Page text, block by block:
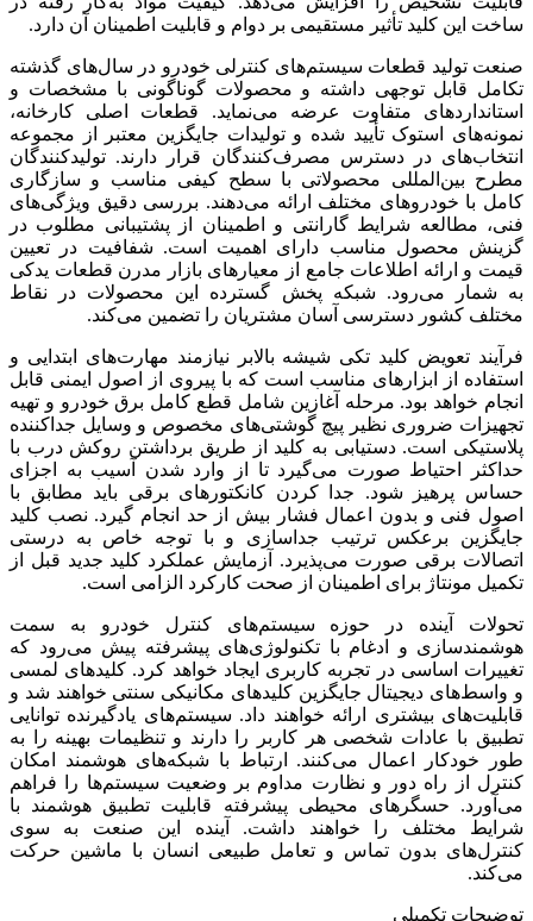
ساخت این کلید تأثیر مستقیمی بر دوام و قابلیت اطمینان آن دارد.
صنعت تولید قطعات سیستم‌های کنترلی خودرو در سال‌های گذشته
تکامل قابل توجهی داشته و محصولات گوناگونی با مشخصات و
استانداردهای متفاوت عرضه می‌نماید. قطعات اصلی کارخانه،
نمونه‌های استوک تأیید شده و تولیدات جایگزین معتبر از مجموعه
انتخاب‌های در دسترس مصرف‌کنندگان قرار دارند. تولیدکنندگان
مطرح بین‌المللی محصولاتی با سطح کیفی مناسب و سازگاری
کامل با خودروهای مختلف ارائه می‌دهند. بررسی دقیق ویژگی‌های
فنی، مطالعه شرایط گارانتی و اطمینان از پشتیبانی مطلوب در
گزینش محصول مناسب دارای اهمیت است. شفافیت در تعیین
قیمت و ارائه اطلاعات جامع از معیارهای بازار مدرن قطعات یدکی
به شمار می‌رود. شبکه پخش گسترده این محصولات در نقاط
مختلف کشور دسترسی آسان مشتریان را تضمین می‌کند.
فرآیند تعویض کلید تکی شیشه بالابر نیازمند مهارت‌های ابتدایی و
استفاده از ابزارهای مناسب است که با پیروی از اصول ایمنی قابل
انجام خواهد بود. مرحله آغازین شامل قطع کامل برق خودرو و تهیه
تجهیزات ضروری نظیر پیچ گوشتی‌های مخصوص و وسایل جداکننده
پلاستیکی است. دستیابی به کلید از طریق برداشتن روکش درب با
حداکثر احتیاط صورت می‌گیرد تا از وارد شدن آسیب به اجزای
حساس پرهیز شود. جدا کردن کانکتورهای برقی باید مطابق با
اصول فنی و بدون اعمال فشار بیش از حد انجام گیرد. نصب کلید
جایگزین برعکس ترتیب جداسازی و با توجه خاص به درستی
اتصالات برقی صورت می‌پذیرد. آزمایش عملکرد کلید جدید قبل از
تکمیل مونتاژ برای اطمینان از صحت کارکرد الزامی است.
تحولات آینده در حوزه سیستم‌های کنترل خودرو به سمت
هوشمندسازی و ادغام با تکنولوژی‌های پیشرفته پیش می‌رود که
تغییرات اساسی در تجربه کاربری ایجاد خواهد کرد. کلیدهای لمسی
و واسط‌های دیجیتال جایگزین کلیدهای مکانیکی سنتی خواهند شد و
قابلیت‌های بیشتری ارائه خواهند داد. سیستم‌های یادگیرنده توانایی
تطبیق با عادات شخصی هر کاربر را دارند و تنظیمات بهینه را به
طور خودکار اعمال می‌کنند. ارتباط با شبکه‌های هوشمند امکان
کنترل از راه دور و نظارت مداوم بر وضعیت سیستم‌ها را فراهم
می‌آورد. حسگرهای محیطی پیشرفته قابلیت تطبیق هوشمند با
شرایط مختلف را خواهند داشت. آینده این صنعت به سوی
کنترل‌های بدون تماس و تعامل طبیعی انسان با ماشین حرکت
می‌کند.
توضیحات تکمیلی